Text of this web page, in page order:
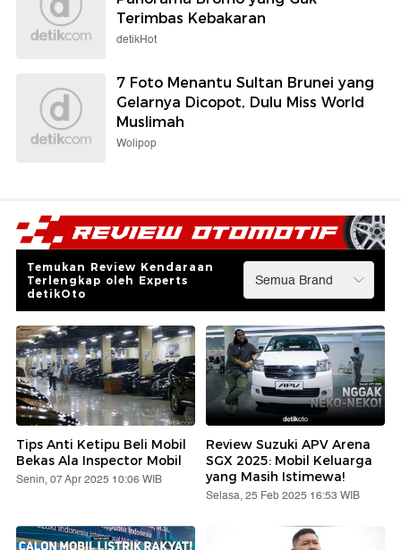
Terimbas Kebakaran
detikHot
7 Foto Menantu Sultan Brunei yang
Gelarnya Dicopot, Dulu Miss World
Muslimah
Wolipop
Temukan Review Kendaraan
Terlengkap oleh Experts
detikOto
Tips Anti Ketipu Beli Mobil
Bekas Ala Inspector Mobil
Senin, 07 Apr 2025 10:06 WIB
Review Suzuki APV Arena
SGX 2025: Mobil Keluarga
yang Masih Istimewa!
Selasa, 25 Feb 2025 16:53 WIB